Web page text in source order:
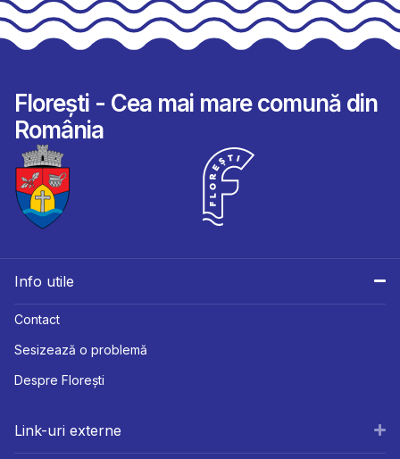
Florești - Cea mai mare comună din
România
Info utile
Contact
Sesizează o problemă
Despre Florești
Link-uri externe